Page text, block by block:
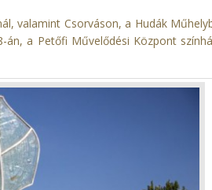
valamint Csorváson, a Hudák
a Petőfi Művelődési Központ